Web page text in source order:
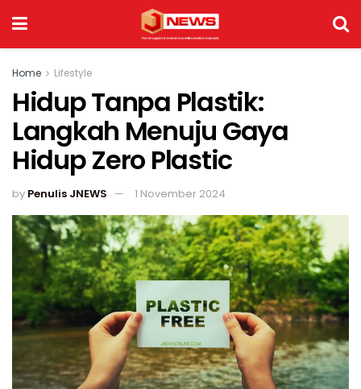
Home Lifestyle
Hidup Tanpa Plastik:
Langkah Menuju Gaya
Hidup Zero Plastic
by Penulis JNEWS 1 November 2024